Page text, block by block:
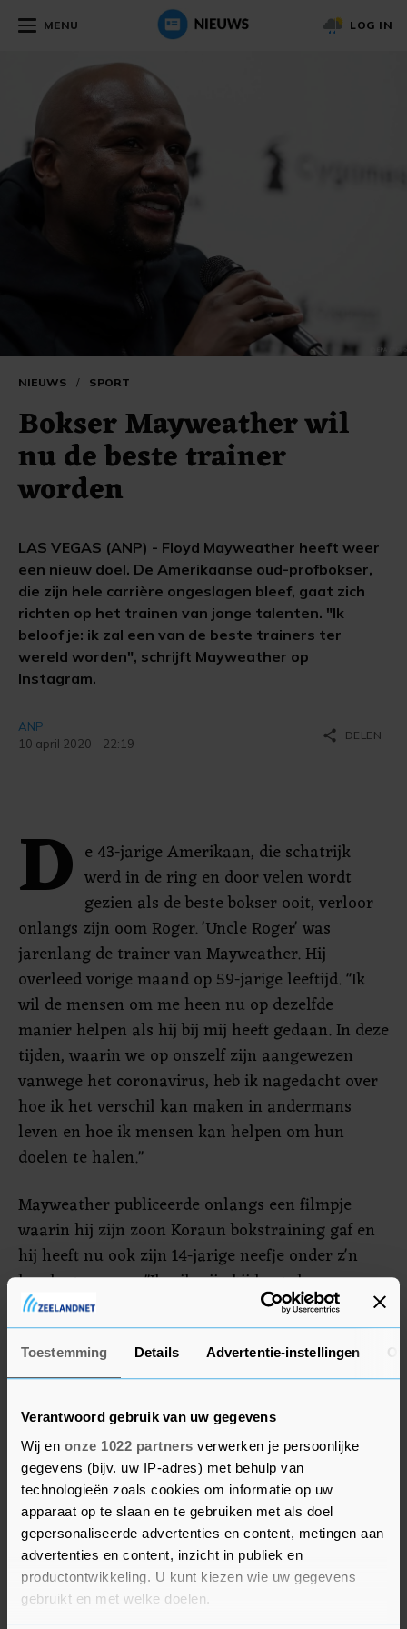
Toestemming Details Advertentie-instellingen
Verantwoord gebruik van uw gegevens
Wij en onze 1022 partners verwerken je persoonlijke
gegevens (bijv. uw IP-adres) met behulp van
technologieën zoals cookies om informatie op uw
apparaat op te slaan en te gebruiken met als doel
gepersonaliseerde advertenties en content, metingen aan
advertenties en content, inzicht in publiek en
productontwikkeling. U kunt kiezen wie uw gegevens
gebruikt en met welke doelen.
MENU LOG IN
NIEUWS / SPORT
Bokser Mayweather wil
nu de beste trainer
worden
LAS VEGAS (ANP) - Floyd Mayweather heeft weer
een nieuw doel. De Amerikaanse oud-profbokser,
die zijn hele carrière ongeslagen bleef, gaat zich
richten op het trainen van jonge talenten. "Ik
beloof je: ik zal een van de beste trainers ter
wereld worden", schrijft Mayweather op
Instagram.
ANP
10 april 2020 - 22:19
share DELEN
D e 43-jarige Amerikaan, die schatrijk
werd in de ring en door velen wordt
gezien als de beste bokser ooit, verloor
onlangs zijn oom Roger. 'Uncle Roger' was
jarenlang de trainer van Mayweather. Hij
overleed vorige maand op 59-jarige leeftijd. "Ik
wil de mensen om me heen nu op dezelfde
manier helpen als hij bij mij heeft gedaan. In deze
tijden, waarin we op onszelf zijn aangewezen
vanwege het coronavirus, heb ik nagedacht over
hoe ik het verschil kan maken in andermans
leven en hoe ik mensen kan helpen om hun
doelen te halen."
Mayweather publiceerde onlangs een filmpje
waarin hij zijn zoon Koraun bokstraining gaf en
hij heeft nu ook zijn 14-jarige neefje onder z'n
hoede genomen. "Ik wil mijn bijdrage leveren aan
de wereld en ervoor zorgen dat anderen hun
potentie ook gaan delen met de rest van de
wereld", aldus de bokser die de bijnaam 'Money'
kreeg vanwege zijn royale inkomsten.